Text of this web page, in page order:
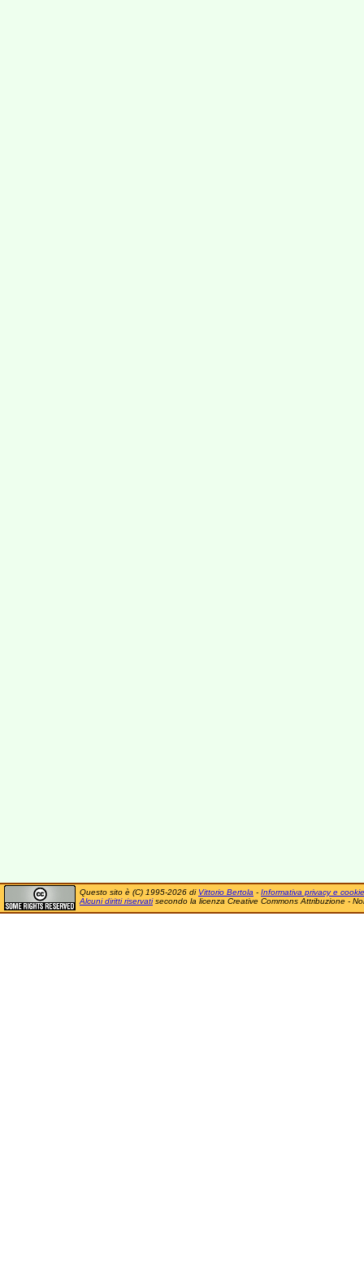
Questo sito è (C) 1995-2026 di Vittorio Bertola - Informativa privacy e cookie
Alcuni diritti riservatisecondo la licenza Creative Commons Attribuzione -